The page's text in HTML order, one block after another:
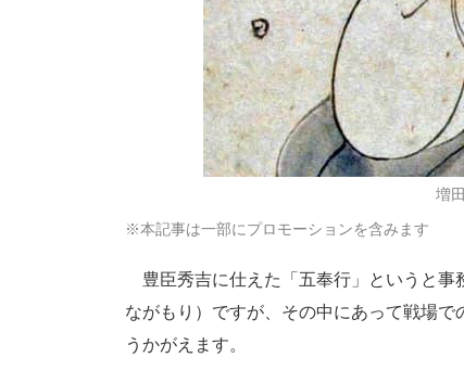
増
※本記事は一部にプロモーションを含みます
豊臣秀吉に仕えた「五奉行」というと事
ながもり）ですが、その中にあって戦場
うかがえます。